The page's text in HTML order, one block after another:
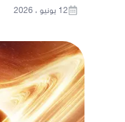
12 يونيو ، 2026